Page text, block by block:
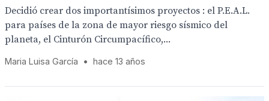
Decidió crear dos importantísimos proyectos : el P.E.A.L.
para países de la zona de mayor riesgo sísmico del
planeta, el Cinturón Circumpacífico,...
Maria Luisa García • hace 13 años